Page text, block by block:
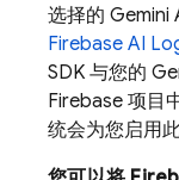
选择的 Gemini
Firebase AI
SDK 与您的
Firebase 项目
统会为您启用此